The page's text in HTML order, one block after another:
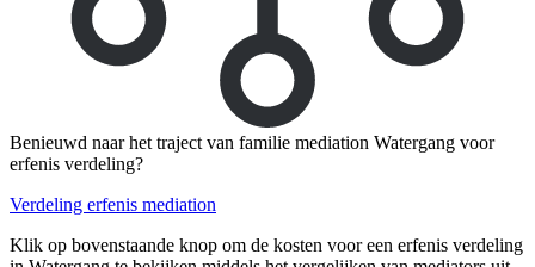
Benieuwd naar het traject van familie mediation Watergang voor
erfenis verdeling?
Verdeling erfenis mediation
Klik op bovenstaande knop om de kosten voor een erfenis verdeling